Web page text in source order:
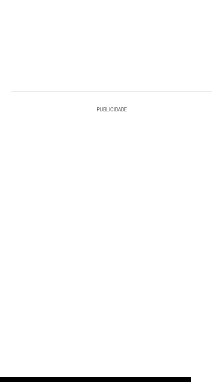
PUBLICIDADE